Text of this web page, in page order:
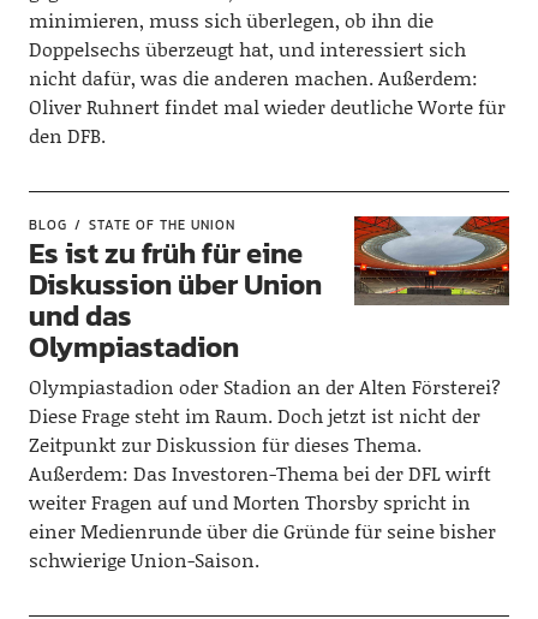
minimieren, muss sich überlegen, ob ihn die
Doppelsechs überzeugt hat, und interessiert sich
nicht dafür, was die anderen machen. Außerdem:
Oliver Ruhnert findet mal wieder deutliche Worte für
den DFB.
BLOG STATE OF THE UNION
Es ist zu früh für eine
Diskussion über Union
und das
Olympiastadion
Olympiastadion oder Stadion an der Alten Försterei?
Diese Frage steht im Raum. Doch jetzt ist nicht der
Zeitpunkt zur Diskussion für dieses Thema.
Außerdem: Das Investoren-Thema bei der DFL wirft
weiter Fragen auf und Morten Thorsby spricht in
einer Medienrunde über die Gründe für seine bisher
schwierige Union-Saison.